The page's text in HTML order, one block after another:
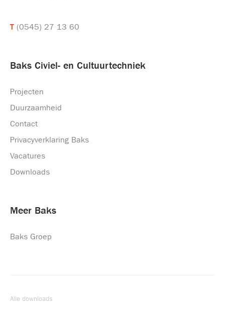
T (0545) 27 13 60
Baks Civiel- en Cultuurtechniek
Projecten
Duurzaamheid
Contact
Privacyverklaring Baks
Vacatures
Downloads
Meer Baks
Baks Groep
Alle downloads